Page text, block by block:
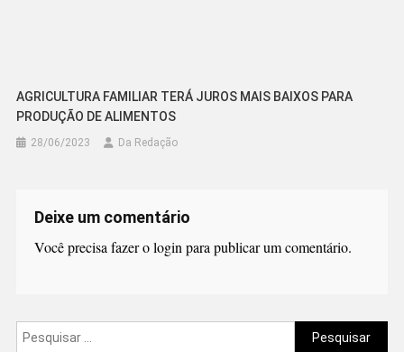
AGRICULTURA FAMILIAR TERÁ JUROS MAIS BAIXOS PARA
PRODUÇÃO DE ALIMENTOS
28/06/2023 Da Redação
Deixe um comentário
Você precisa fazer ologinpara publicar um comentário.
Pesquisar